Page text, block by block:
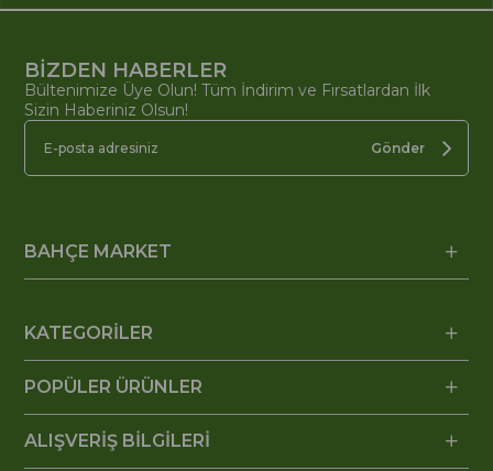
BİZDEN HABERLER
Bültenimize Üye Olun! Tüm İndirim ve Fırsatlardan İlk
Sizin Haberiniz Olsun!
Gönder
BAHÇE MARKET
KATEGORİLER
POPÜLER ÜRÜNLER
ALIŞVERİŞ BİLGİLERİ